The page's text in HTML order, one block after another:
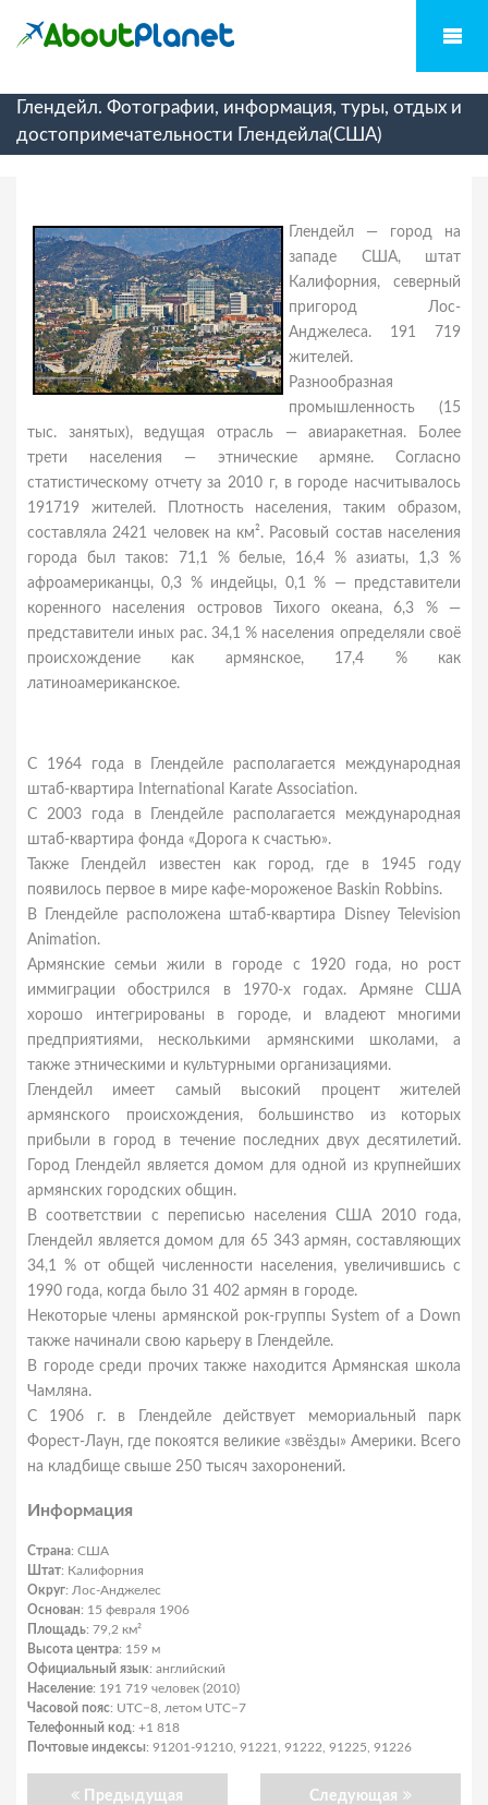
Глендейл. Фотографии, информация, туры, отдых и
достопримечательности Глендейла(США)
Глендейл — город на
западе США, штат
Калифорния, северный
пригород Лос-
Анджелеса. 191 719
жителей.
Разнообразная
промышленность (15
тыс. занятых), ведущая отрасль — авиаракетная. Более
трети населения — этнические армяне. Согласно
статистическому отчету за 2010 г, в городе насчитывалось
191719 жителей. Плотность населения, таким образом,
составляла 2421 человек на км². Расовый состав населения
города был таков: 71,1 % белые, 16,4 % азиаты, 1,3 %
афроамериканцы, 0,3 % индейцы, 0,1 % — представители
коренного населения островов Тихого океана, 6,3 % —
представители иных рас. 34,1 % населения определяли своё
происхождение как армянское, 17,4 % как
латиноамериканское.
С 1964 года в Глендейле располагается международная
штаб-квартира International Karate Association.
С 2003 года в Глендейле располагается международная
штаб-квартира фонда «Дорога к счастью».
Также Глендейл известен как город, где в 1945 году
появилось первое в мире кафе-мороженое Baskin Robbins.
В Глендейле расположена штаб-квартира Disney Television
Animation.
Армянские семьи жили в городе с 1920 года, но рост
иммиграции обострился в 1970-х годах. Армяне США
хорошо интегрированы в городе, и владеют многими
предприятиями, несколькими армянскими школами, а
также этническими и культурными организациями.
Глендейл имеет самый высокий процент жителей
армянского происхождения, большинство из которых
прибыли в город в течение последних двух десятилетий.
Город Глендейл является домом для одной из крупнейших
армянских городских общин.
В соответствии с переписью населения США 2010 года,
Глендейл является домом для 65 343 армян, составляющих
34,1 % от общей численности населения, увеличившись с
1990 года, когда было 31 402 армян в городе.
Некоторые члены армянской рок-группы System of a Down
также начинали свою карьеру в Глендейле.
В городе среди прочих также находится Армянская школа
Чамляна.
С 1906 г. в Глендейле действует мемориальный парк
Форест-Лаун, где покоятся великие «звёзды» Америки. Всего
на кладбище свыше 250 тысяч захоронений.
Информация
Страна: США
Штат: Калифорния
Округ: Лос-Анджелес
Основан: 15 февраля 1906
Площадь: 79,2 км²
Высота центра: 159 м
Официальный язык: английский
Население: 191 719 человек (2010)
Часовой пояс: UTC−8, летом UTC−7
Телефонный код: +1 818
Почтовые индексы: 91201-91210, 91221, 91222, 91225, 91226
Предыдущая Следующая